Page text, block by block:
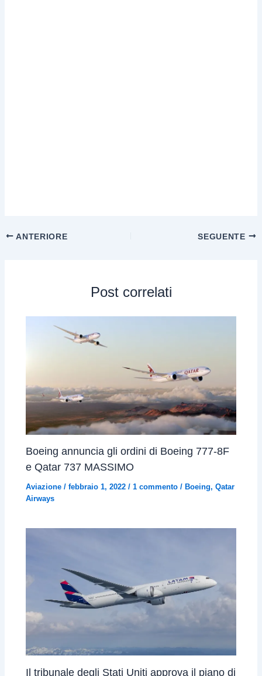
ANTERIORE SEGUENTE
Post correlati
Boeing annuncia gli ordini di Boeing 777-8F
e Qatar 737 MASSIMO
Aviazione /febbraio 1, 2022/1 commento / Boeing,Qatar
Airways
Il tribunale degli Stati Uniti approva il piano di